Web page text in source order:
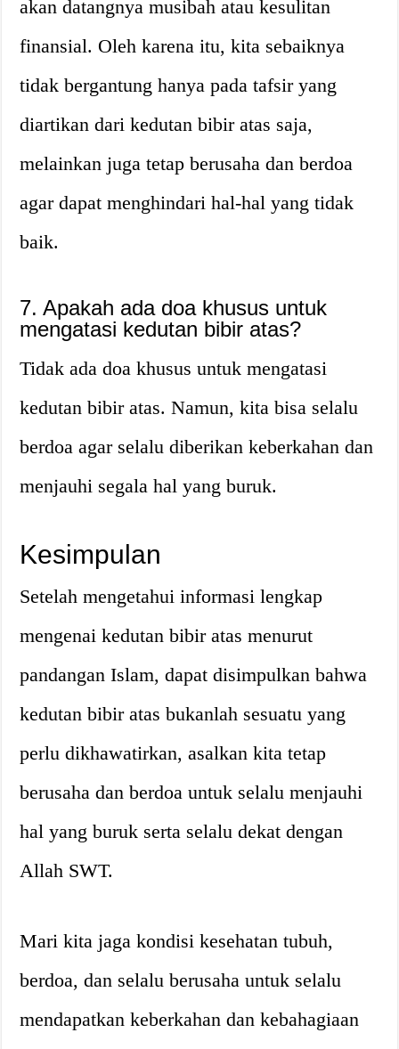
akan datangnya musibah atau kesulitan
finansial. Oleh karena itu, kita sebaiknya
tidak bergantung hanya pada tafsir yang
diartikan dari kedutan bibir atas saja,
melainkan juga tetap berusaha dan berdoa
agar dapat menghindari hal-hal yang tidak
baik.
7. Apakah ada doa khusus untuk
mengatasi kedutan bibir atas?
Tidak ada doa khusus untuk mengatasi
kedutan bibir atas. Namun, kita bisa selalu
berdoa agar selalu diberikan keberkahan dan
menjauhi segala hal yang buruk.
Kesimpulan
Setelah mengetahui informasi lengkap
mengenai kedutan bibir atas menurut
pandangan Islam, dapat disimpulkan bahwa
kedutan bibir atas bukanlah sesuatu yang
perlu dikhawatirkan, asalkan kita tetap
berusaha dan berdoa untuk selalu menjauhi
hal yang buruk serta selalu dekat dengan
Allah SWT.
Mari kita jaga kondisi kesehatan tubuh,
berdoa, dan selalu berusaha untuk selalu
mendapatkan keberkahan dan kebahagiaan